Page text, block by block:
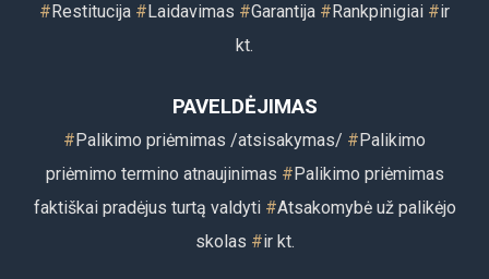
#Restitucija #Laidavimas #Garantija #Rankpinigiai #ir
kt.
PAVELDĖJIMAS
#Palikimo priėmimas /atsisakymas/ #Palikimo
priėmimo termino atnaujinimas #Palikimo priėmimas
faktiškai pradėjus turtą valdyti #Atsakomybė už palikėjo
skolas #ir kt.